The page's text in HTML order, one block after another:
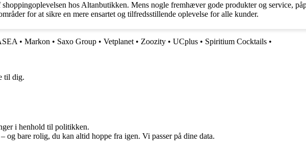
shoppingoplevelsen hos Altanbutikken. Mens nogle fremhæver gode produkter og service,
for at sikre en mere ensartet og tilfredsstillende oplevelse for alle kunder.
• Markon • Saxo Group • Vetplanet• Zoozity • UCplus • Spiritium Cocktails •
til dig.
i henhold til politikken.
bare rolig, du kan altid hoppe fra igen. Vi passer på dine data.